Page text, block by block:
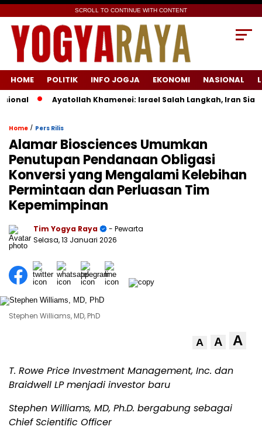
SCROLL TO CONTINUE WITH CONTENT
HOME POLITIK INFO JOGJA EKONOMI NASIONAL
Ayatollah Khamenei: Israel Salah Langkah, Iran Siap
Home / Pers Rilis
Alamar Biosciences Umumkan
Penutupan Pendanaan Obligasi
Konversi yang Mengalami Kelebihan
Permintaan dan Perluasan Tim
Kepemimpinan
Tim Yogya Raya
- Pewarta
Selasa, 13 Januari 2026
Stephen Williams, MD, PhD
A A A
T. Rowe Price Investment Management, Inc. dan
Braidwell LP menjadi investor baru
Stephen Williams, MD, Ph.D. bergabung sebagai
Chief Scientific Officer